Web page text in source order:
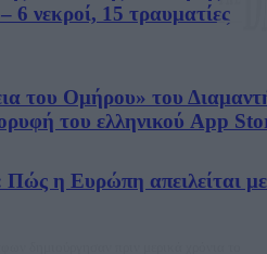
6 νεκροί, 15 τραυματίες
του Ομήρου» του
του ελληνικού App
Πώς η Ευρώπη απειλείται με